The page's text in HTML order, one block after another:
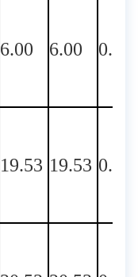
6.00 6.00 0.00
19.53 19.53 0.00